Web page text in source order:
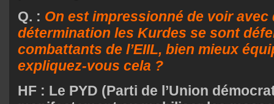
Q. : On est impressionné de voir avec
détermination les Kurdes se sont
combattants de l’EIIL, bien mieux
expliquez-vous cela ?
HF : Le PYD (Parti de l’Union